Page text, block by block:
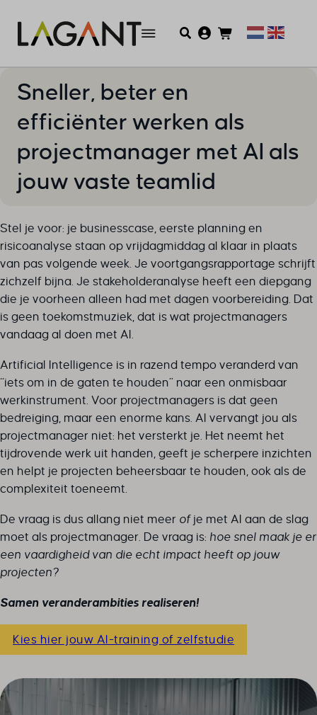
Sneller, beter en
efficiënter werken als
projectmanager met AI als
jouw vaste teamlid
Stel je voor: je businesscase, eerste planning en
risicoanalyse staan op vrijdagmiddag al klaar in plaats
van pas volgende week. Je voortgangsrapportage schrijft
zichzelf bijna. Je stakeholderanalyse heeft een diepgang
die je voorheen alleen had met dagen voorbereiding. Dat
is geen toekomstmuziek, dat is wat projectmanagers
vandaag al doen met AI.
Artificial Intelligence is in razend tempo veranderd van
“iets om in de gaten te houden” naar een onmisbaar
werkinstrument. Voor projectmanagers is dat geen
bedreiging, maar een enorme kans. AI vervangt jou als
projectmanager niet: het versterkt je. Het neemt het
tijdrovende werk uit handen, geeft je scherpere inzichten
en helpt je projecten beheersbaar te houden, ook als de
complexiteit toeneemt.
De vraag is dus allang niet meer ofje met AI aan de slag
moet als projectmanager. De vraag is: hoe snel maak je er
een vaardigheid van die echt impact heeft op jouw
projecten?
Samen veranderambities realiseren!
Kies hier jouw AI-training of zelfstudie